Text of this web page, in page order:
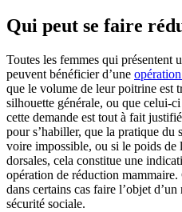
Qui peut se faire
Toutes les femmes qui présentent
peuvent bénéficier d’une
que le volume de leur poitrine est
silhouette générale, ou que celui-
cette demande est tout à fait
pour s’habiller, que la pratique du
voire impossible, ou si le poids
dorsales, cela constitue une
opération de réduction
dans certains cas faire l’objet
sécurité sociale.